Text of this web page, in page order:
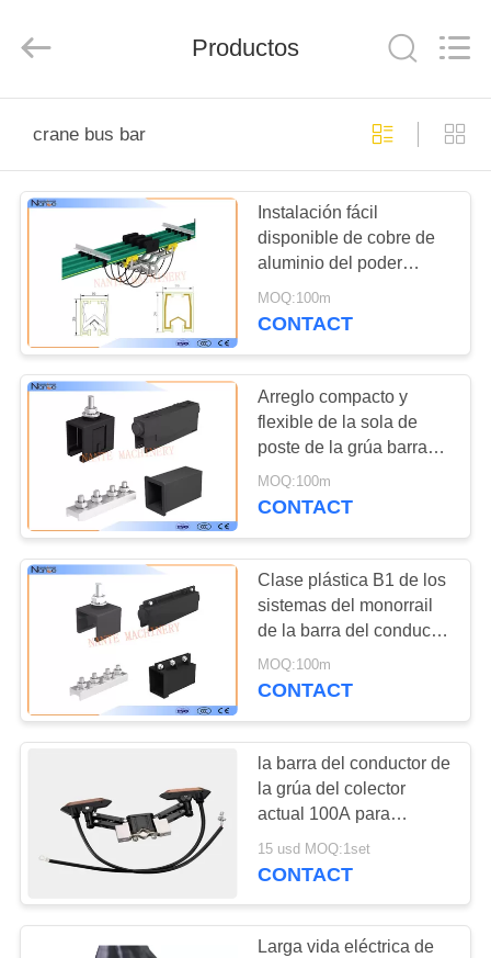
PRODUCTOS
SOBRE
NOSOTROS
VISITA
FÁBRICA
CONTROL
DE
CALIDAD
CONTÁCTENOS
SOLICITAR
COTIZACIÓN
NEWS
Eqiupment
Co.,Ltd..
Reserved.
Productos
crane bus bar
Instalación fácil
disponible de cobre de
aluminio del poder
grande de la barra del
conductor de la grúa
MOQ:100m
CONTACT
Arreglo compacto y
flexible de la sola de
poste de la grúa barra
del conductor para
postes
MOQ:100m
CONTACT
Clase plástica B1 de los
sistemas del monorrail
de la barra del conductor
de la grúa de JDC-H
MOQ:100m
CONTACT
la barra del conductor de
la grúa del colector
actual 100A para
Unipole aisló el carril del
conductor
15 usd MOQ:1set
CONTACT
Larga vida eléctrica de